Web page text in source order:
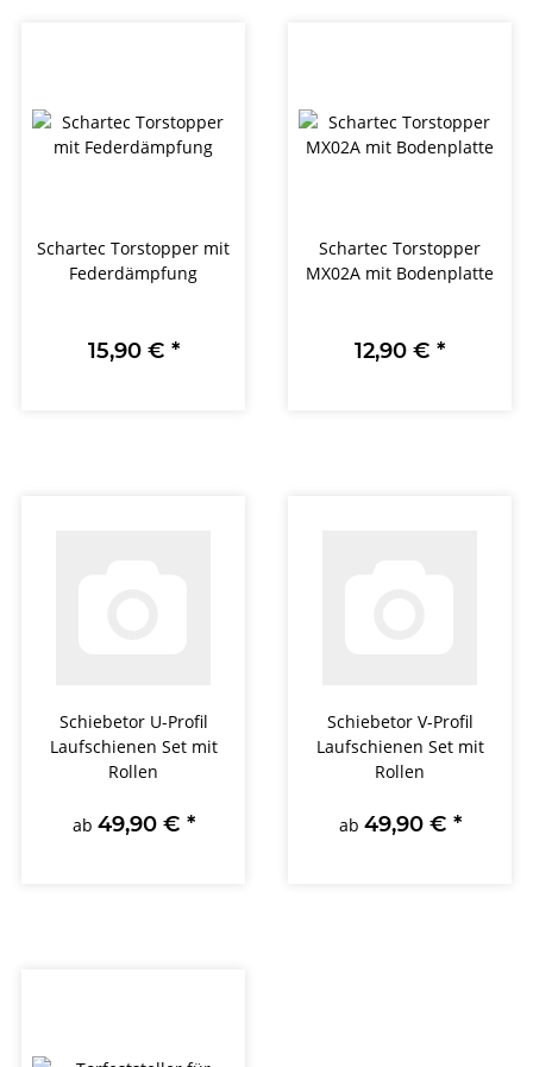
Schartec Torstopper mit
Federdämpfung
15,90 € *
Schartec Torstopper
MX02A mit Bodenplatte
12,90 € *
Schiebetor U-Profil
Laufschienen Set mit
Rollen
ab 49,90 € *
Schiebetor V-Profil
Laufschienen Set mit
Rollen
ab 49,90 € *